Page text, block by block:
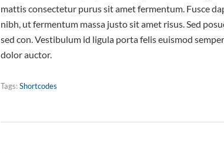
mattis consectetur purus sit amet fermentum. Fusce
nibh, ut fermentum massa justo sit amet risus. Sed
sed con. Vestibulum id ligula porta felis euismod
dolor auctor.
Tags:Shortcodes